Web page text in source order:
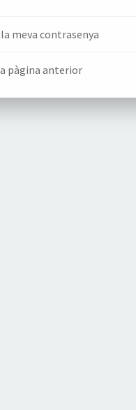
meva contrasenya
pàgina anterior